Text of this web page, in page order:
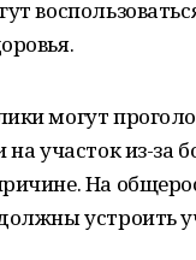
могут
участок из-за
На
устроить